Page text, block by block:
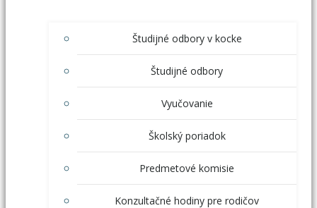
Študijné odbory v kocke
Študijné odbory
Vyučovanie
Školský poriadok
Predmetové komisie
Konzultačné hodiny pre rodičov